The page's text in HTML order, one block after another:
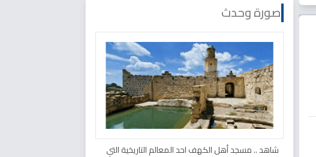
صورة وحدث
شاهد .. مسجد أهل الكهف احد المعالم التاريخية التي